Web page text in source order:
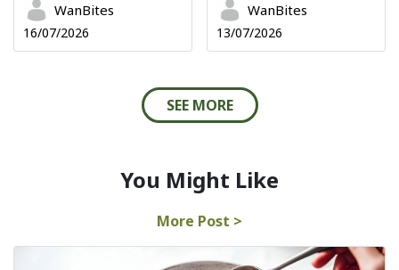
WanBites
16/07/2026
WanBites
13/07/2026
SEE MORE
You Might Like
More Post >